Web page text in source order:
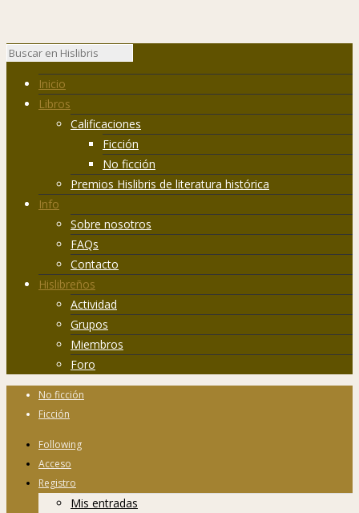
Inicio
Libros
Calificaciones
Ficción
No ficción
Premios Hislibris de literatura histórica
Info
Sobre nosotros
FAQs
Contacto
Hislibreños
Actividad
Grupos
Miembros
Foro
No ficción
Ficción
Following
Acceso
Registro
Mis entradas